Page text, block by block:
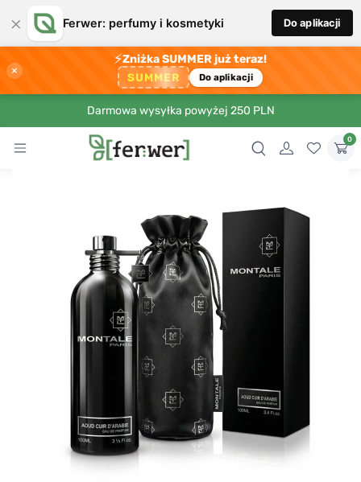
× Ferwer: perfumy i kosmetyki Do aplikacji
×
⚡Zniżka SUMMER już teraz!
SUMMER Do aplikacji
Darmowa wysyłka powyżej 250 PLN
0